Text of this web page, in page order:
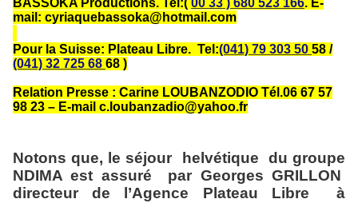
BASSOKA Productions. Tel:( 00 33 ) 680 523 166. E-
mail: cyriaquebassoka@hotmail.com
Pour la Suisse: Plateau Libre. Tel:(041) 79 303 50 58 /
(041) 32 725 68 68 )
Relation Presse : Carine LOUBANZODIO Tél.06 67 57
98 23 – E-mail c.loubanzadio@yahoo.fr
Notons que, le séjour helvétique
du groupe
NDIMA est assuré
par Georges GRILLON
directeur de l’Agence Plateau Libre
à